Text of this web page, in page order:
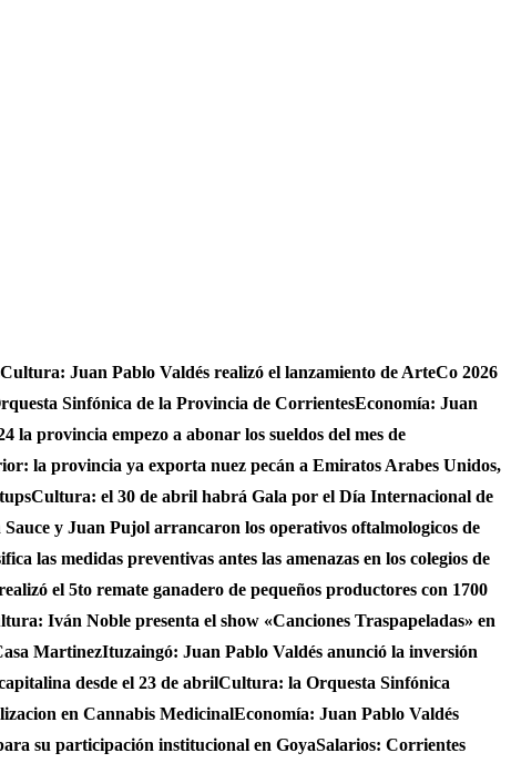
Cultura: Juan Pablo Valdés realizó el lanzamiento de ArteCo 2026
Sinfónica de la Provincia de CorrientesEconomía: Juan
la provincia empezo a abonar los sueldos del mes de
la provincia ya exporta nuez pecán a Emiratos Arabes Unidos,
Cultura: el 30 de abril habrá Gala por el Día Internacional de
y Juan Pujol arrancaron los operativos oftalmologicos de
las medidas preventivas antes las amenazas en los colegios de
el 5to remate ganadero de pequeños productores con 1700
Iván Noble presenta el show «Canciones Traspapeladas» en
MartinezItuzaingó: Juan Pablo Valdés anunció la inversión
desde el 23 de abrilCultura: la Orquesta Sinfónica
en Cannabis MedicinalEconomía: Juan Pablo Valdés
su participación institucional en GoyaSalarios: Corrientes